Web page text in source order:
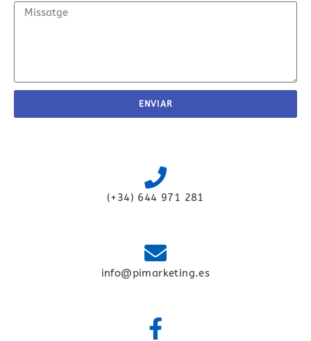
ENVIAR
(+34) 644 971 281
info@pimarketing.es